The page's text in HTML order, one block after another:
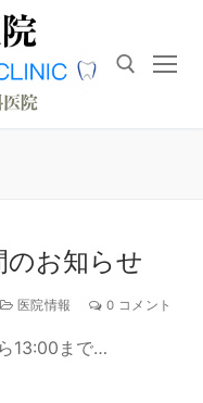
のお知らせ
医院情報 0 コメント
13:00まで…